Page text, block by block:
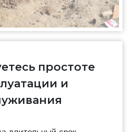
простоте
и